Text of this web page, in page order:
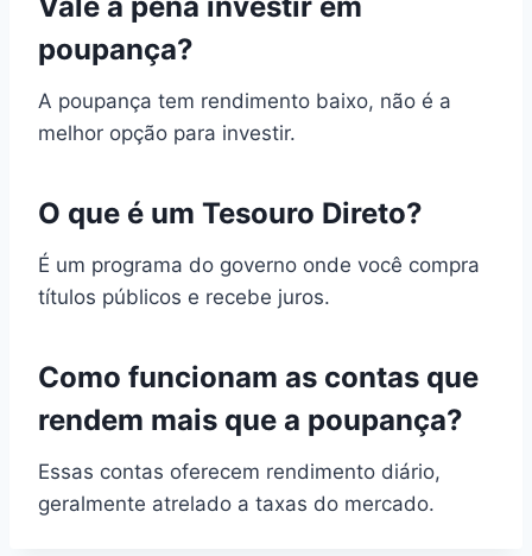
poupança?
A poupança tem rendimento baixo, não é a
melhor opção para investir.
O que é um Tesouro Direto?
É um programa do governo onde você compra
títulos públicos e recebe juros.
Como funcionam as contas que
rendem mais que a poupança?
Essas contas oferecem rendimento diário,
geralmente atrelado a taxas do mercado.